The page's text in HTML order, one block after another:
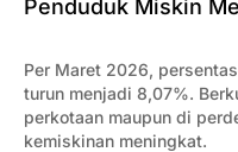
Penduduk Miskin
Per Maret 2026,
turun menjadi 8,07%.
perkotaan maupun di
kemiskinan meningkat.